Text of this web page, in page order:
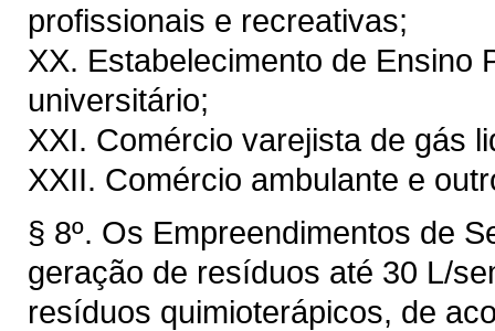
profissionais e recreativas;
XX. Estabelecimento de Ensino
universitário;
XXI. Comércio varejista de gás
XXII. Comércio ambulante e
§ 8º. Os Empreendimentos de
geração de resíduos até 30 L/
resíduos quimioterápicos, de